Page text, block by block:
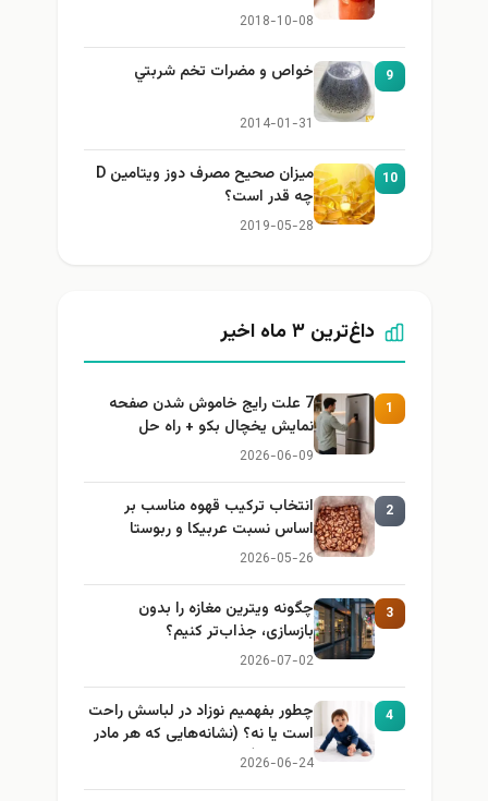
2018-10-08
9 خواص و مضرات تخم شربتي
2014-01-31
10
میزان صحیح مصرف دوز ویتامین D
چه قدر است؟
2019-05-28
داغ‌ترین ۳ ماه اخیر
1
7 علت رایج خاموش شدن صفحه
نمایش یخچال بکو + راه حل
2026-06-09
2
انتخاب ترکیب قهوه مناسب بر
اساس نسبت عربیکا و ربوستا
2026-05-26
3
چگونه ویترین مغازه را بدون
بازسازی، جذاب‌تر کنیم؟
2026-07-02
4
چطور بفهمیم نوزاد در لباسش راحت
است یا نه؟ (نشانه‌هایی که هر مادر
باید بداند)
2026-06-24